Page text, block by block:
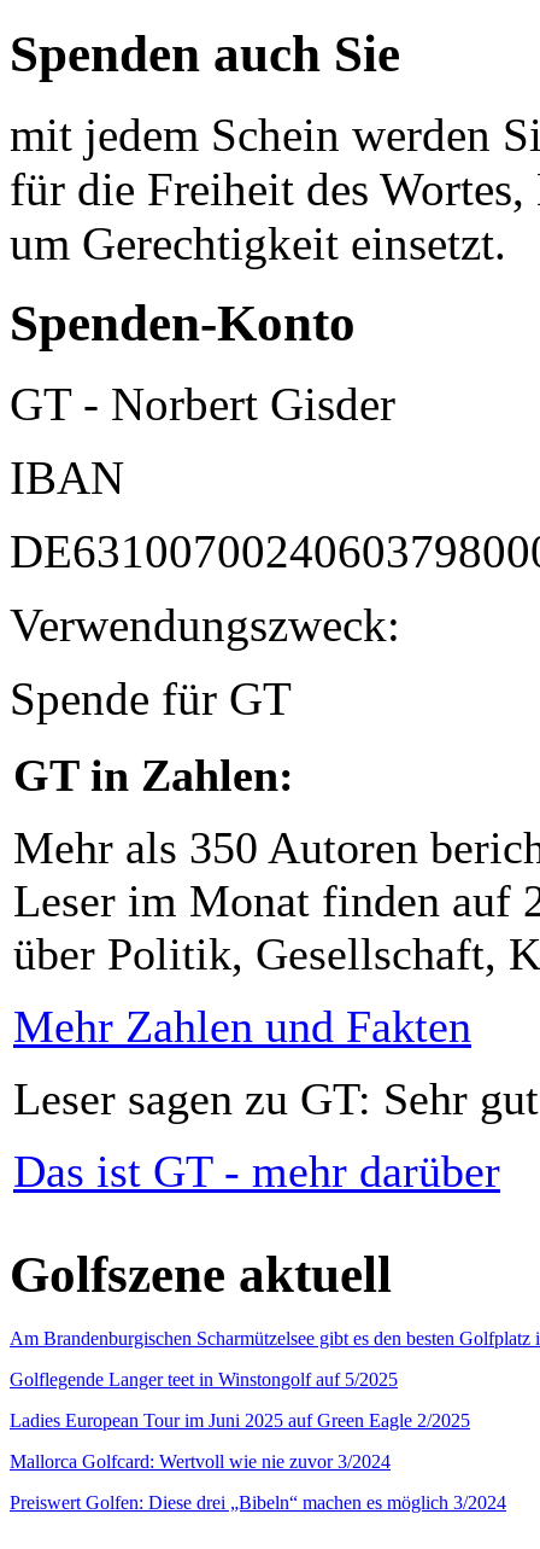
Spenden auch Sie
mit jedem Schein werden
für die Freiheit des
um Gerechtigkeit einsetzt.
Spenden-Konto
GT - Norbert Gisder
IBAN
Verwendungszweck:
Spende für GT
GT in Zahlen:
Mehr als 350 Autoren
Leser im Monat finden auf
über Politik, Gesellschaft,
Mehr Zahlen und Fakten
Leser sagen zu GT: Sehr
Das ist GT - mehr darüber
Golfszene aktuell
Am Brandenburgischen Scharmützelsee gibt es den besten
Golflegende Langer teet in Winstongolf auf 5/2025
Ladies European Tour im Juni 2025 auf Green Eagle 2/2025
Mallorca Golfcard: Wertvoll wie nie zuvor 3/2024
Preiswert Golfen: Diese drei „Bibeln“ machen es möglich 3/2024